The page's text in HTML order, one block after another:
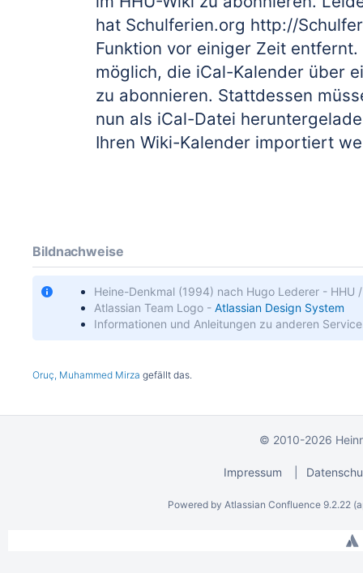
hat Schulferien.org http://
Funktion vor einiger Zeit
möglich, die iCal-Kalender über
zu abonnieren. Stattdessen
nun als iCal-Datei
Ihren Wiki-Kalender importiert
Bildnachweise
Heine-Denkmal (1994) nach Hugo Lederer - HHU
Atlassian Team Logo - Atlassian Design System
Informationen und Anleitungen zu anderen
Oruç, Muhammed Mirza gefällt das.
© 2010-2026
Impressum
Powered by Atlassian Confluence 9.2.22